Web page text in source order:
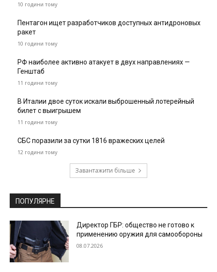
10 години тому
Пентагон ищет разработчиков доступных антидроновых
ракет
10 години тому
РФ наиболее активно атакует в двух направлениях —
Генштаб
11 години тому
В Италии двое суток искали выброшенный лотерейный
билет с выигрышем
11 години тому
СБС поразили за сутки 1816 вражеских целей
12 години тому
Завантажити більше
ПОПУЛЯРНЕ
Директор ГБР: общество не готово к
применению оружия для самообороны
08.07.2026